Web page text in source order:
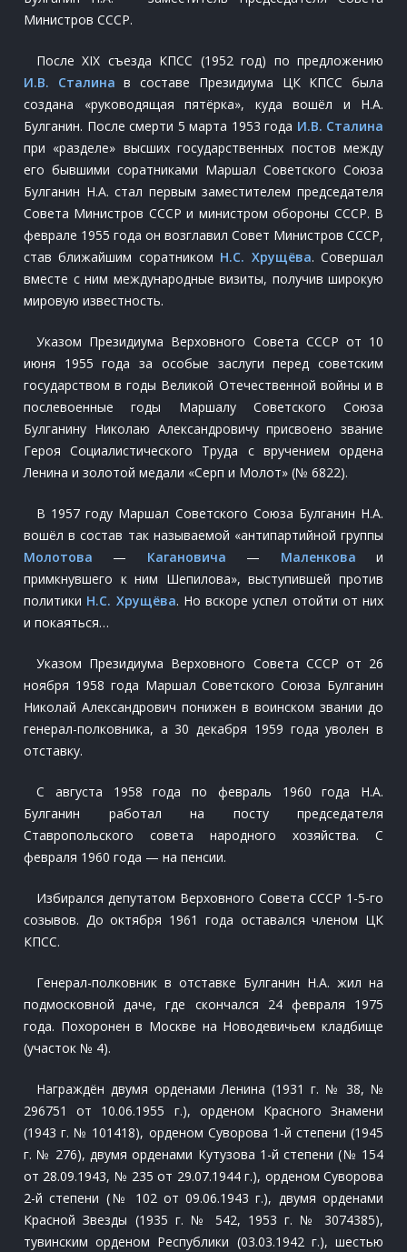
Министров СССР.
После XIX съезда КПСС (1952 год) по предложению
И.В. Сталина в составе Президиума ЦК КПСС была
создана «руководящая пятёрка», куда вошёл и Н.А.
Булганин. После смерти 5 марта 1953 года И.В. Сталина
при «разделе» высших государственных постов между
его бывшими соратниками Маршал Советского Союза
Булганин Н.А. стал первым заместителем председателя
Совета Министров СССР и министром обороны СССР. В
феврале 1955 года он возглавил Совет Министров СССР,
став ближайшим соратником Н.С. Хрущёва. Совершал
вместе с ним международные визиты, получив широкую
мировую известность.
Указом Президиума Верховного Совета СССР от 10
июня 1955 года за особые заслуги перед советским
государством в годы Великой Отечественной войны и в
послевоенные годы Маршалу Советского Союза
Булганину Николаю Александровичу присвоено звание
Героя Социалистического Труда с вручением ордена
Ленина и золотой медали «Серп и Молот» (№ 6822).
В 1957 году Маршал Советского Союза Булганин Н.А.
вошёл в состав так называемой «антипартийной группы
Молотова — Кагановича — Маленкова и
примкнувшего к ним Шепилова», выступившей против
политики Н.С. Хрущёва. Но вскоре успел отойти от них
и покаяться…
Указом Президиума Верховного Совета СССР от 26
ноября 1958 года Маршал Советского Союза Булганин
Николай Александрович понижен в воинском звании до
генерал-полковника, а 30 декабря 1959 года уволен в
отставку.
С августа 1958 года по февраль 1960 года Н.А.
Булганин работал на посту председателя
Ставропольского совета народного хозяйства. С
февраля 1960 года — на пенсии.
Избирался депутатом Верховного Совета СССР 1-5-го
созывов. До октября 1961 года оставался членом ЦК
КПСС.
Генерал-полковник в отставке Булганин Н.А. жил на
подмосковной даче, где скончался 24 февраля 1975
года. Похоронен в Москве на Новодевичьем кладбище
(участок № 4).
Награждён двумя орденами Ленина (1931 г. № 38, №
296751 от 10.06.1955 г.), орденом Красного Знамени
(1943 г. № 101418), орденом Суворова 1-й степени (1945
г. № 276), двумя орденами Кутузова 1-й степени (№ 154
от 28.09.1943, № 235 от 29.07.1944 г.), орденом Суворова
2-й степени (№ 102 от 09.06.1943 г.), двумя орденами
Красной Звезды (1935 г. № 542, 1953 г. № 3074385),
тувинским орденом Республики (03.03.1942 г.), шестью